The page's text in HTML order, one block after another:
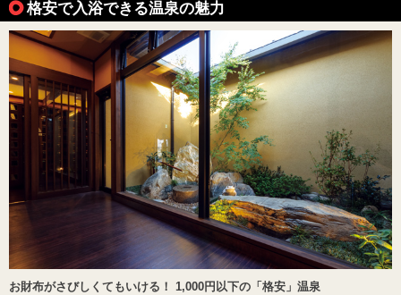
格安で入浴できる温泉の魅力
お財布がさびしくてもいける！ 1,000円以下の「格安」温泉